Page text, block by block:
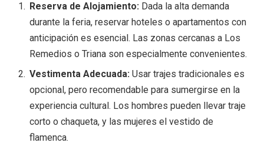
Reserva de Alojamiento: Dada la alta demanda
durante la feria, reservar hoteles o apartamentos con
anticipación es esencial. Las zonas cercanas a Los
Remedios o Triana son especialmente convenientes.
Vestimenta Adecuada: Usar trajes tradicionales es
opcional, pero recomendable para sumergirse en la
experiencia cultural. Los hombres pueden llevar traje
corto o chaqueta, y las mujeres el vestido de
flamenca.